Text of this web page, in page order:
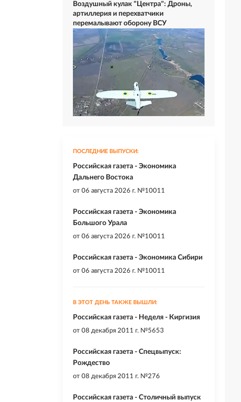
Воздушный кулак "Центра": Дроны,
артиллерия и перехватчики
перемалывают оборону ВСУ
ПОСЛЕДНИЕ ВЫПУСКИ:
Российская газета - Экономика
Дальнего Востока
от 06 августа 2026 г. №10011
Российская газета - Экономика
Большого Урала
от 06 августа 2026 г. №10011
Российская газета - Экономика Сибири
от 06 августа 2026 г. №10011
В ЭТОТ ДЕНЬ ТАКЖЕ ВЫШЛИ:
Российская газета - Неделя - Киргизия
от 08 декабря 2011 г. №5653
Российская газета - Спецвыпуск:
Рождество
от 08 декабря 2011 г. №276
Российская газета - Столичный выпуск